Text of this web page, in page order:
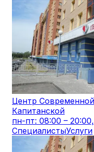
Центр
Капитанской
пн-пт: 08:00 –
СпециалистыУслуги